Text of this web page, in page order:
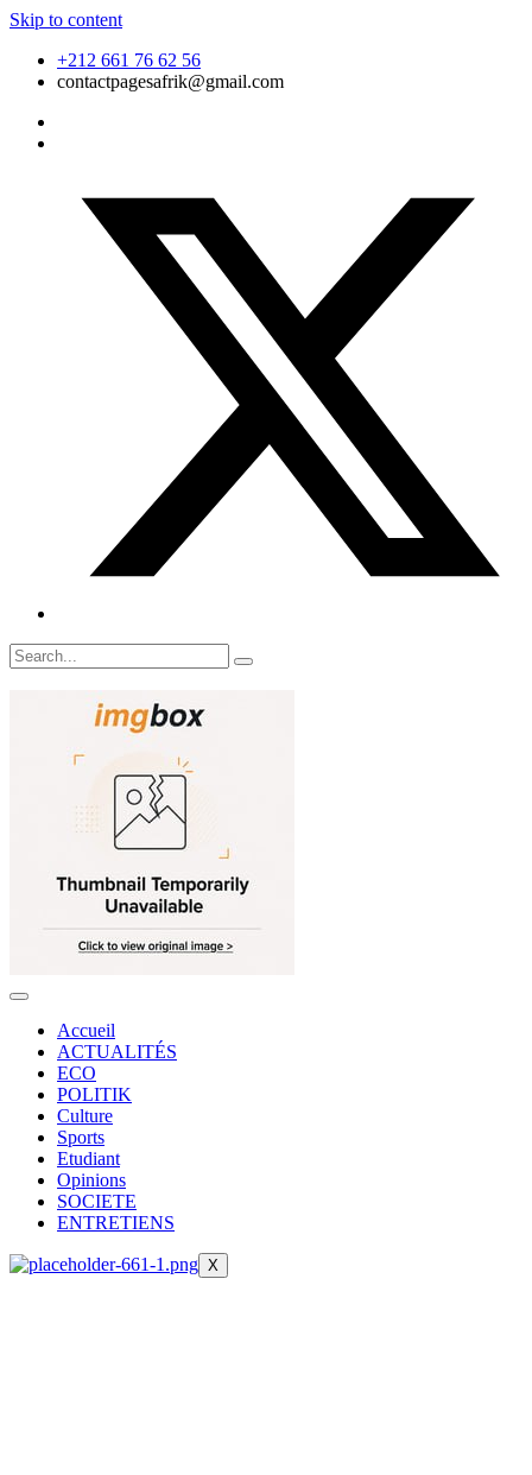
Skip to content
+212 661 76 62 56
contactpagesafrik@gmail.com
Accueil
ACTUALITÉS
ECO
POLITIK
Culture
Sports
Etudiant
Opinions
SOCIETE
ENTRETIENS
X